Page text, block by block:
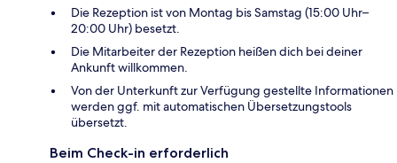
Die Rezeption ist von Montag bis Samstag (15:00 Uhr–
20:00 Uhr) besetzt.
Die Mitarbeiter der Rezeption heißen dich bei deiner
Ankunft willkommen.
Von der Unterkunft zur Verfügung gestellte Informationen
werden ggf. mit automatischen Übersetzungstools
übersetzt.
Beim Check-in erforderlich